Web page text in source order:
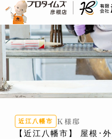
近江八幡市 Ｋ様邸
【近江八幡市】 屋根･